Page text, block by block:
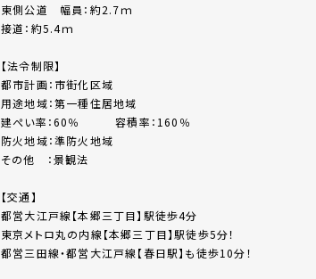
東側公道 幅員：約2.7ｍ
接道：約5.4ｍ
【法令制限】
都市計画：市街化区域
用途地域：第一種住居地域
建ぺい率：60％ 容積率：160％
防火地域：準防火地域
その他 ：景観法
【交通】
都営大江戸線【本郷三丁目】駅徒歩4分
東京メトロ丸の内線【本郷三丁目】駅徒歩5分！
都営三田線・都営大江戸線【春日駅】も徒歩10分！